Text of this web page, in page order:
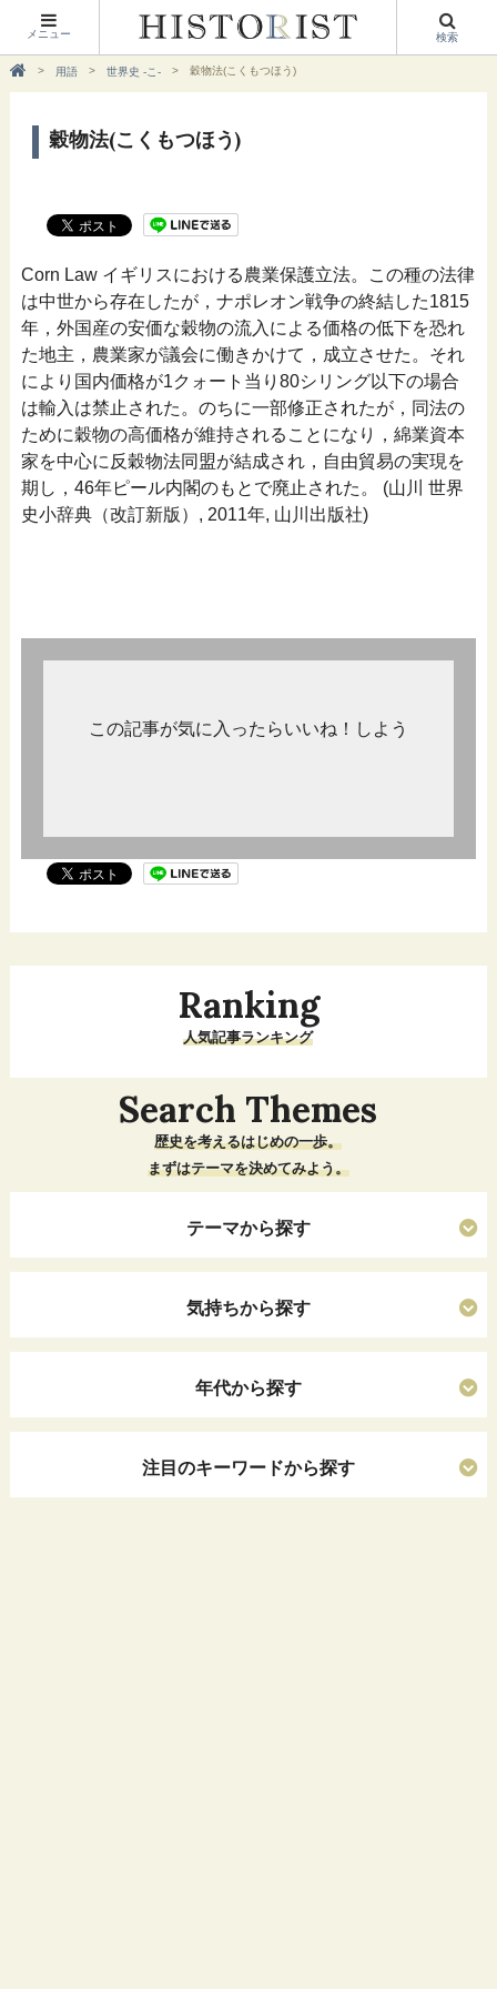
メニュー 検索
用語 世界史 -こ- 穀物法(こくもつほう)
穀物法(こくもつほう)
Corn Law イギリスにおける農業保護立法。この種の法律
は中世から存在したが，ナポレオン戦争の終結した1815
年，外国産の安価な穀物の流入による価格の低下を恐れ
た地主，農業家が議会に働きかけて，成立させた。それ
により国内価格が1クォート当り80シリング以下の場合
は輸入は禁止された。のちに一部修正されたが，同法の
ために穀物の高価格が維持されることになり，綿業資本
家を中心に反穀物法同盟が結成され，自由貿易の実現を
期し，46年ピール内閣のもとで廃止された。 (山川 世界
史小辞典（改訂新版）, 2011年, 山川出版社)
この記事が気に入ったらいいね！しよう
Ranking
人気記事ランキング
Search Themes
歴史を考えるはじめの一歩。
まずはテーマを決めてみよう。
テーマから探す
気持ちから探す
年代から探す
注目のキーワードから探す